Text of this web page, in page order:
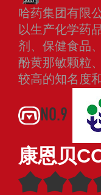
哈药集团有限
以生产化学药
剂、保健食品
酚黄那敏颗粒
较高的知名度
NO.9
康恩贝